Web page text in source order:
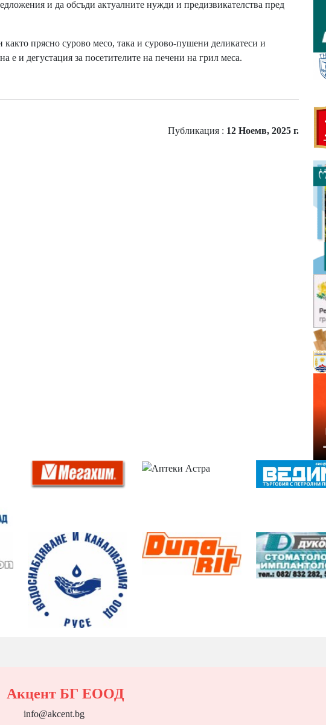
и да обсъди актуалните нужди и предизвикателства пред
прясно сурово месо, така и сурово-пушени деликатеси и
е и дегустация за посетителите на печени на грил меса.
Публикация : 12 Ноемв, 2025 г.
Акцент БГ ЕООД
info@akcent.bg